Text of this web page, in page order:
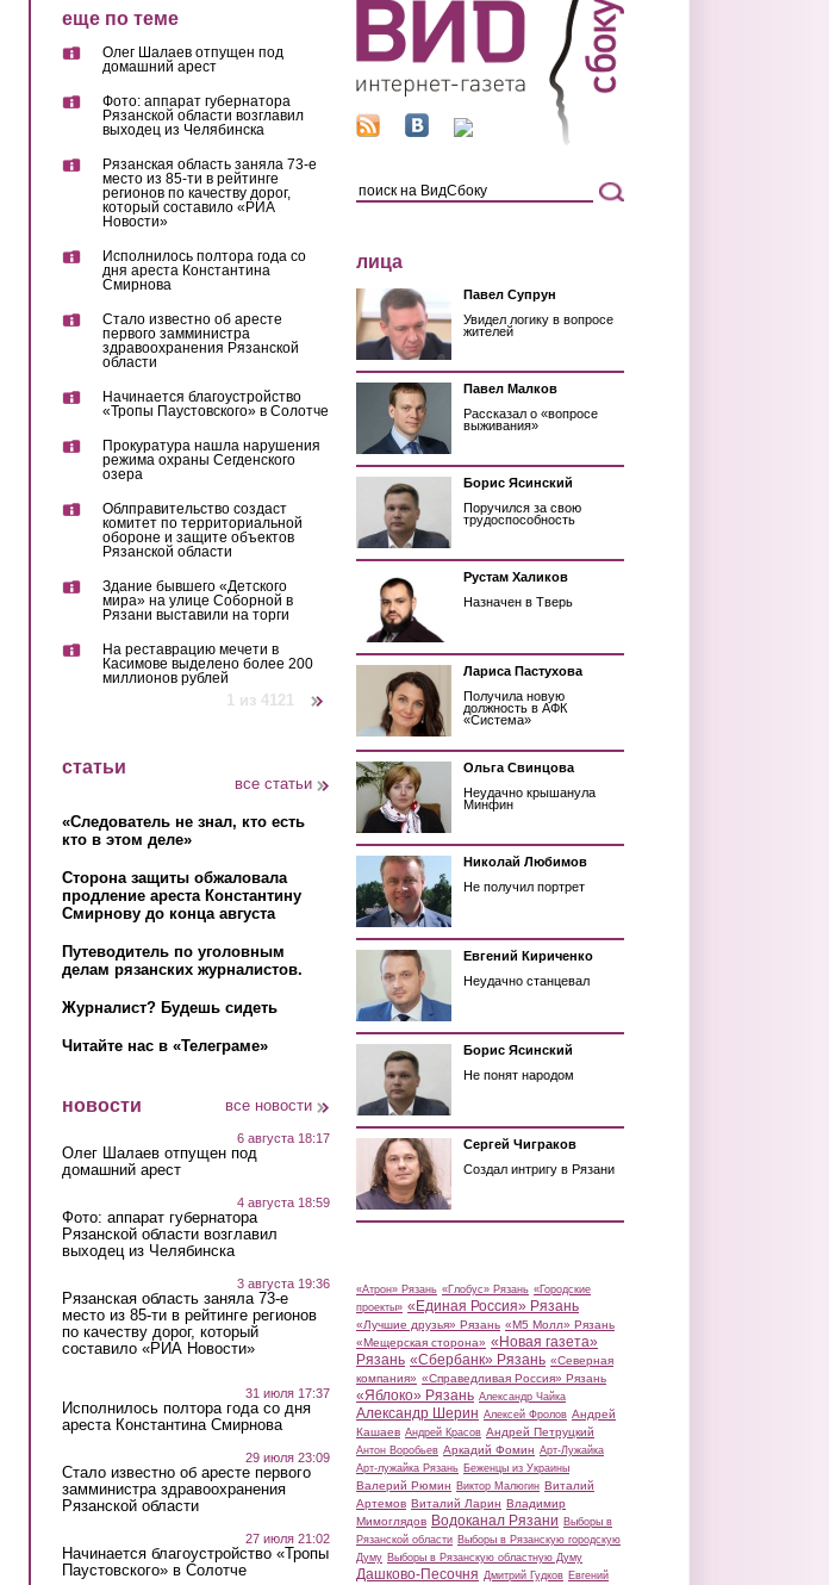
еще по теме
Олег Шалаев отпущен под
домашний арест
Фото: аппарат губернатора
Рязанской области возглавил
выходец из Челябинска
Рязанская область заняла 73-е
место из 85-ти в рейтинге
регионов по качеству дорог,
который составило «РИА
Новости»
Исполнилось полтора года со
дня ареста Константина
Смирнова
Стало известно об аресте
первого замминистра
здравоохранения Рязанской
области
Начинается благоустройство
«Тропы Паустовского» в Солотче
Прокуратура нашла нарушения
режима охраны Сегденского
озера
Облправительство создаст
комитет по территориальной
обороне и защите объектов
Рязанской области
Здание бывшего «Детского
мира» на улице Соборной в
Рязани выставили на торги
На реставрацию мечети в
Касимове выделено более 200
миллионов рублей
1 из 4121
статьи
все статьи
«Следователь не знал, кто есть
кто в этом деле»
Сторона защиты обжаловала
продление ареста Константину
Смирнову до конца августа
Путеводитель по уголовным
делам рязанских журналистов.
Журналист? Будешь сидеть
Читайте нас в «Телеграме»
новости все новости
6 августа 18:17
Олег Шалаев отпущен под
домашний арест
4 августа 18:59
Фото: аппарат губернатора
Рязанской области возглавил
выходец из Челябинска
3 августа 19:36
Рязанская область заняла 73-е
место из 85-ти в рейтинге регионов
по качеству дорог, который
составило «РИА Новости»
31 июля 17:37
Исполнилось полтора года со дня
ареста Константина Смирнова
29 июля 23:09
Стало известно об аресте первого
замминистра здравоохранения
Рязанской области
27 июля 21:02
Начинается благоустройство «Тропы
Паустовского» в Солотче
лица
Павел Супрун
Увидел логику в вопросе
жителей
Павел Малков
Рассказал о «вопросе
выживания»
Борис Ясинский
Поручился за свою
трудоспособность
Рустам Халиков
Назначен в Тверь
Лариса Пастухова
Получила новую
должность в АФК
«Система»
Ольга Свинцова
Неудачно крышанула
Минфин
Николай Любимов
Не получил портрет
Евгений Кириченко
Неудачно станцевал
Борис Ясинский
Не понят народом
Сергей Чиграков
Создал интригу в Рязани
«Атрон» Рязань «Глобус» Рязань «Городские
проекты» «Единая Россия» Рязань
«Лучшие друзья» Рязань «М5 Молл» Рязань
«Мещерская сторона» «Новая газета»
Рязань «Сбербанк» Рязань «Северная
компания» «Справедливая Россия» Рязань
«Яблоко» Рязань Александр Чайка
Александр Шерин Алексей Фролов Андрей
Кашаев Андрей Красов Андрей Петруцкий
Антон Воробьев Аркадий Фомин Арт-Лужайка
Арт-лужайка Рязань Беженцы из Украины
Валерий Рюмин Виктор Малюгин Виталий
Артемов Виталий Ларин Владимир
Мимоглядов Водоканал Рязани Выборы в
Рязанской области Выборы в Рязанскую городскую
Думу Выборы в Рязанскую областную Думу
Дашково-Песочня Дмитрий Гудков Евгений